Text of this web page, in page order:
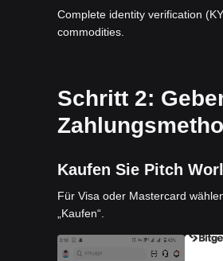
Complete identity verification
commodities.
Schritt 2:
Kaufen Sie Pitch
Für Visa oder Mastercard
„Kaufen“.